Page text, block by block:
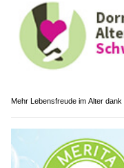
Mehr Lebensfreude im Alter